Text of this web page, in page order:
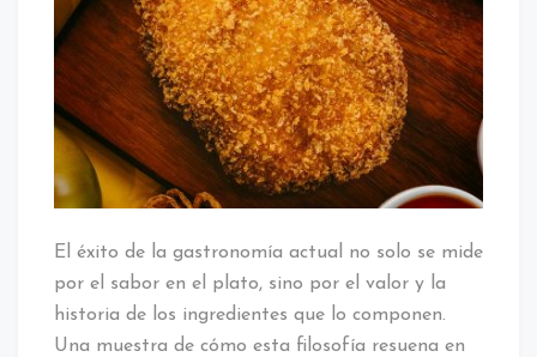
La
noticia
del
cachopo
en
Huelva
que
ensalza
el
proximidad
El éxito de la gastronomía actual no solo se mide
por el sabor en el plato, sino por el valor y la
historia de los ingredientes que lo componen.
Una muestra de cómo esta filosofía resuena en